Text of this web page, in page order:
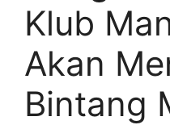
Klub
Akan
Bintang